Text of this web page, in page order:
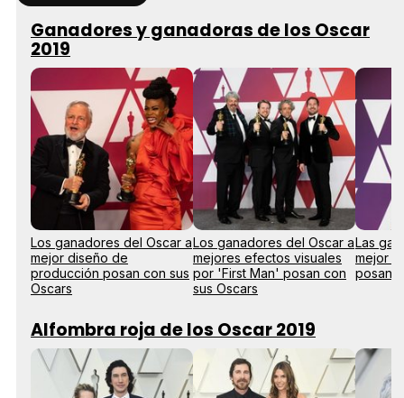
Ganadores y ganadoras de los Oscar
2019
Los ganadores del Oscar a
mejor diseño de
producción posan con sus
Oscars
Los ganadores del Oscar a
mejores efectos visuales
por 'First Man' posan con
sus Oscars
Las
mejor
posan
Alfombra roja de los Oscar 2019